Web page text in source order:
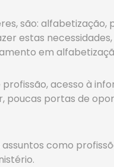
são: alfabetização,
estas necessidades,
em
acesso à
poucas portas de
como